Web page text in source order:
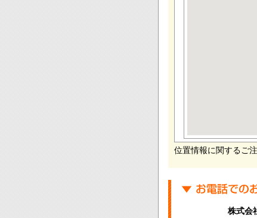
位置情報に関するご
株式会